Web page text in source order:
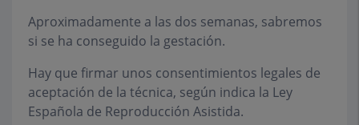
Aproximadamente a las dos semanas, sabremos
si se ha conseguido la gestación.
Hay que firmar unos consentimientos legales de
aceptación de la técnica, según indica la Ley
Española de Reproducción Asistida.